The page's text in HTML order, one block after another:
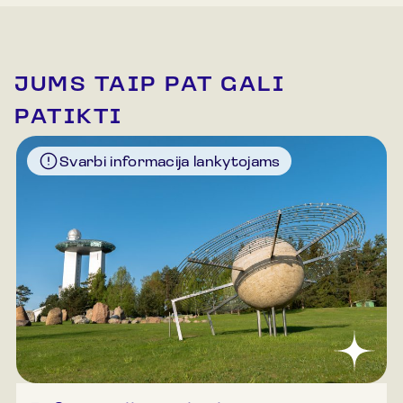
JUMS TAIP PAT GALI
PATIKTI
Svarbi informacija lankytojams